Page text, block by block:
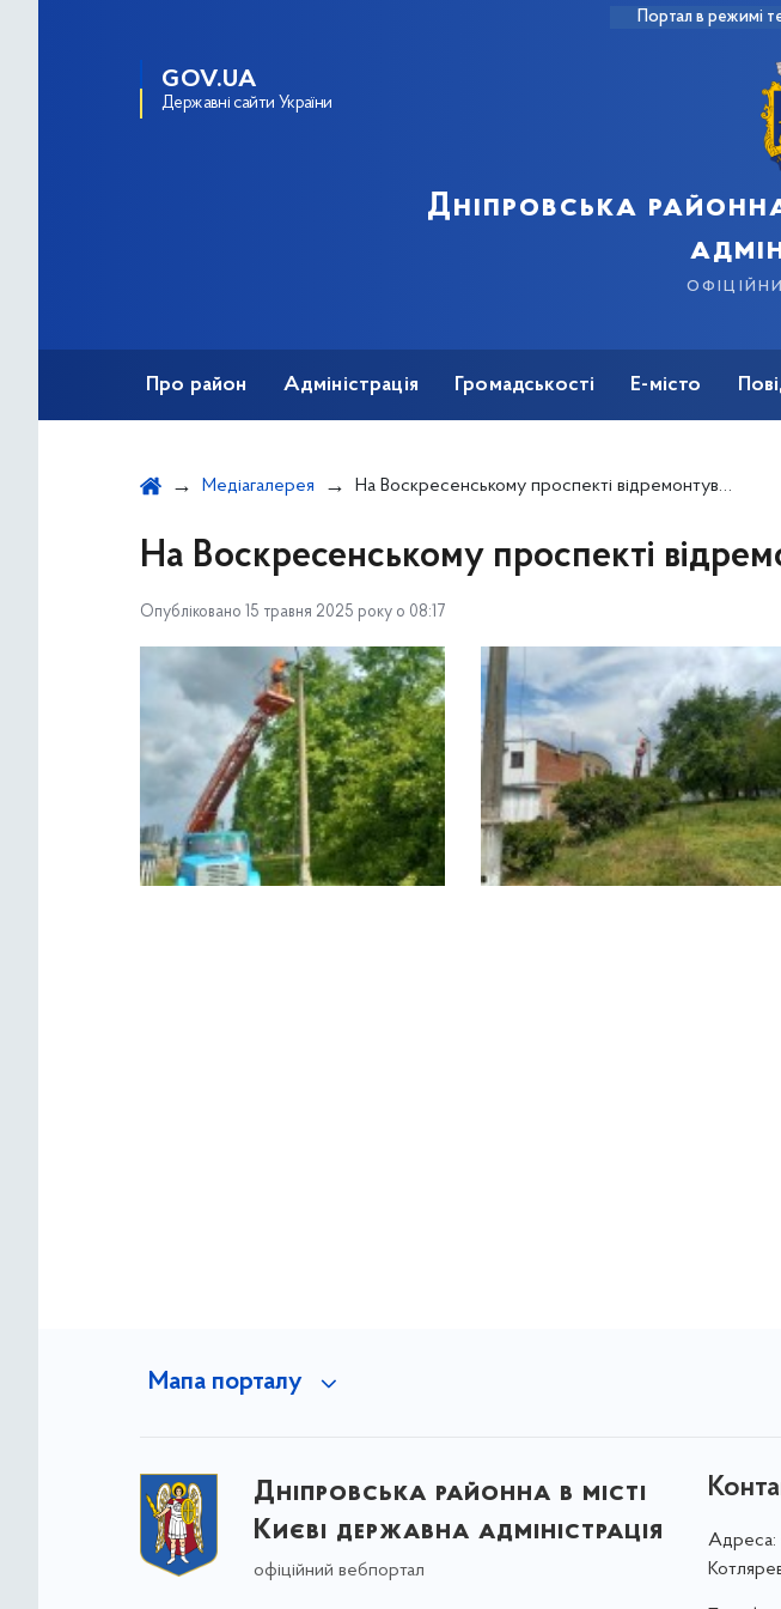
Портал в режимі
GOV.UA
Державні сайти України
Дніпровська
Про район Адміністрація Громадськості Е-місто
Медіагалерея На Воскресенському проспекті відремонтували мережу зовнішнього освітлення
На Воскресенському проспекті
Опубліковано 15 травня 2025 року о 08:17
Мапа порталу
Дніпровська районна в місті
Києві державна адміністрація
офіційний вебпортал
Адреса: